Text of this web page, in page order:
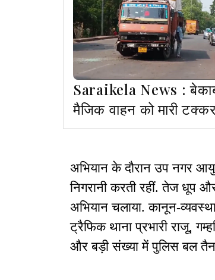
Saraikela News :
मैजिक वाहन को मारी
डिवाइडर व सीमेंट मिक्सर
अभियान के दौरान उप नगर
निगरानी करती रहीं. तेज धूप
अभियान चलाया. कानून-
ट्रैफिक थाना प्रभारी राजू,
और बड़ी संख्या में पुलिस बल